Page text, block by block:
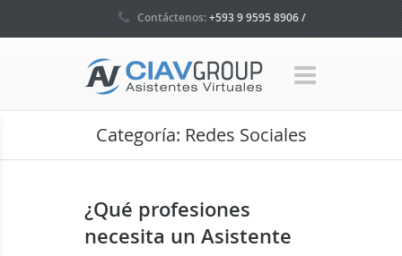
Contáctenos:+593 9 9595 8906 /
Categoría: Redes Sociales
¿Qué profesiones
necesita un Asistente